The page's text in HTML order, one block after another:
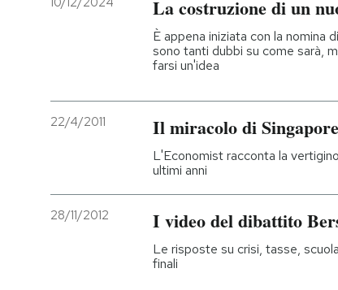
La costruzione di un
È appena iniziata con la nomina
sono tanti dubbi su come sarà,
farsi un'idea
22/4/2011 Il miracolo di Singapore
L'Economist racconta la
ultimi anni
28/11/2012 I video del dibattito
Le risposte su crisi, tasse,
finali